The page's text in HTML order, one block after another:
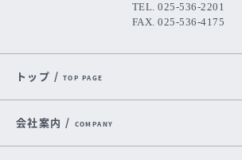
TEL. 025-536-2201
FAX. 025-536-4175
トップ / TOP PAGE
会社案内 / COMPANY